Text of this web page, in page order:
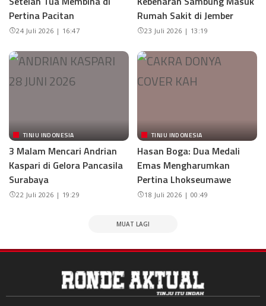
Pertina Pacitan
24 Juli 2026 | 16:47
Rumah Sakit di Jember
23 Juli 2026 | 13:19
TINJU INDONESIA
3 Malam Mencari Andrian
Kaspari di Gelora Pancasila
Surabaya
22 Juli 2026 | 19:29
TINJU INDONESIA
Hasan Boga: Dua Medali
Emas Mengharumkan
Pertina Lhokseumawe
18 Juli 2026 | 00:49
MUAT LAGI